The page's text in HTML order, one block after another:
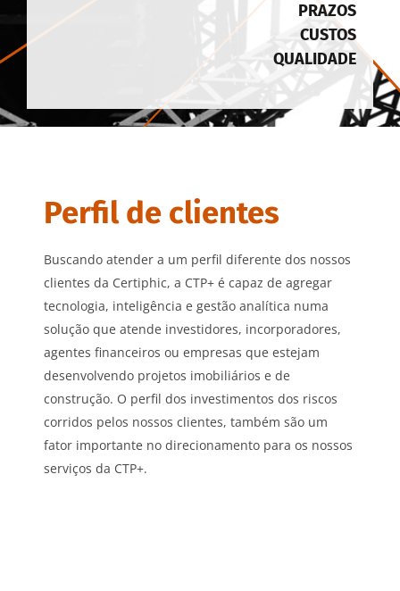
PRAZOS
CUSTOS
QUALIDADE
Perfil de clientes
Buscando atender a um perfil diferente dos nossos
clientes da Certiphic, a CTP+ é capaz de agregar
tecnologia, inteligência e gestão analítica numa
solução que atende investidores, incorporadores,
agentes financeiros ou empresas que estejam
desenvolvendo projetos imobiliários e de
construção. O perfil dos investimentos dos riscos
corridos pelos nossos clientes, também são um
fator importante no direcionamento para os nossos
serviços da CTP+.